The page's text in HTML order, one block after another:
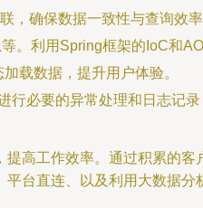
，确保数据一致性与查询效率
。利用Spring框架的IoC和
载数据，提升用户体验。
必要的异常处理和日志记录
高工作效率。通过积累的客
台直连、以及利用大数据分